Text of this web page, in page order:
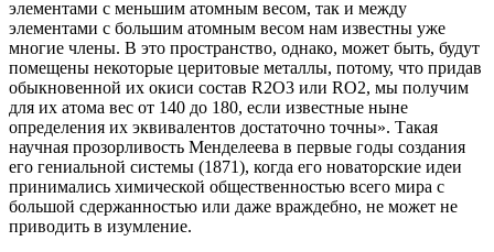
элементами с меньшим атомным весом, так и между
элементами с большим атомным весом нам известны уже
многие члены. В это пространство, однако, может быть, будут
помещены некоторые церитовые металлы, потому, что придав
обыкновенной их окиси состав R2O3 или RO2, мы получим
для их атома вес от 140 до 180, если известные ныне
определения их эквивалентов достаточно точны». Такая
научная прозорливость Менделеева в первые годы создания
его гениальной системы (1871), когда его новаторские идеи
принимались химической общественностью всего мира с
большой сдержанностью или даже враждебно, не может не
приводить в изумление.